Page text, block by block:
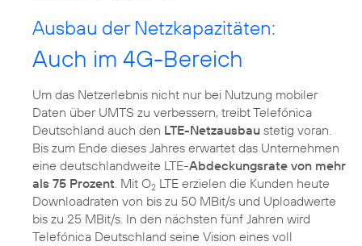
Ausbau der Netzkapazitäten:
Auch im 4G-Bereich
Um das Netzerlebnis nicht nur bei Nutzung mobiler
Daten über UMTS zu verbessern, treibt Telefónica
Deutschland auch den LTE-Netzausbau stetig voran.
Bis zum Ende dieses Jahres erwartet das Unternehmen
eine deutschlandweite LTE-Abdeckungsrate von mehr
als 75 Prozent. Mit O2 LTE erzielen die Kunden heute
Downloadraten von bis zu 50 MBit/s und Uploadwerte
bis zu 25 MBit/s. In den nächsten fünf Jahren wird
Telefónica Deutschland seine Vision eines voll